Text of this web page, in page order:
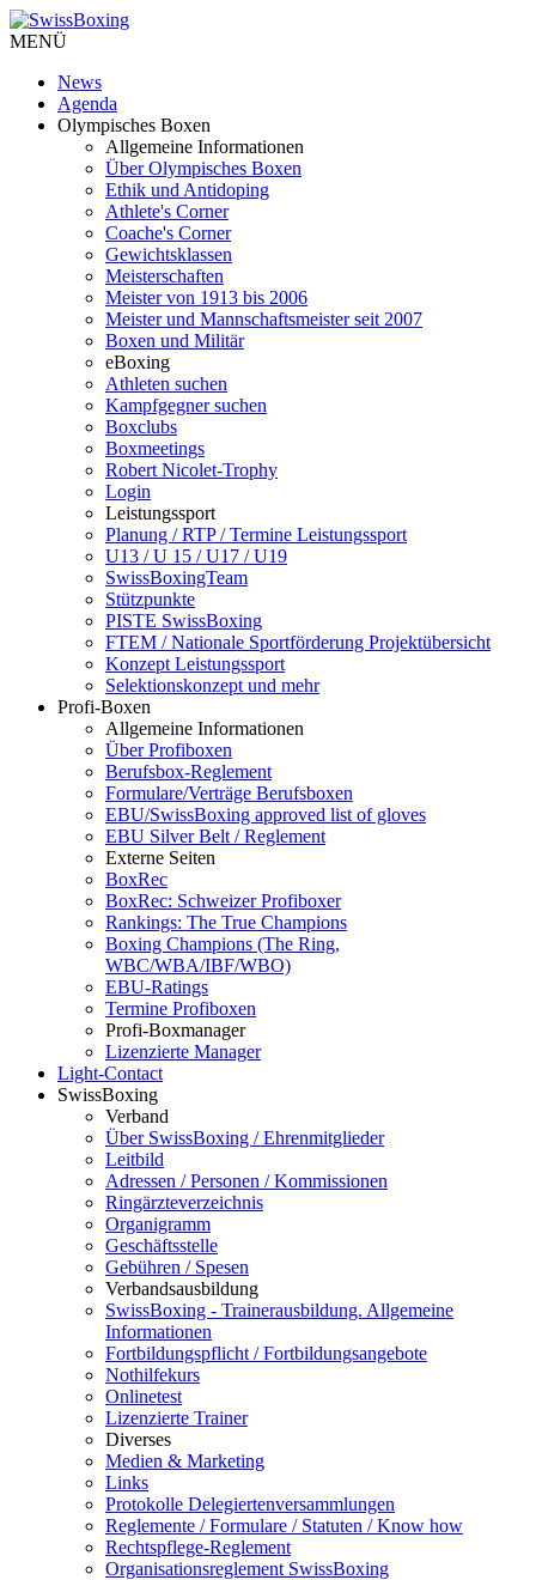
MENÜ
News
Agenda
Olympisches Boxen
Allgemeine Informationen
Über Olympisches Boxen
Ethik und Antidoping
Athlete's Corner
Coache's Corner
Gewichtsklassen
Meisterschaften
Meister von 1913 bis 2006
Meister und Mannschaftsmeister seit 2007
Boxen und Militär
eBoxing
Athleten suchen
Kampfgegner suchen
Boxclubs
Boxmeetings
Robert Nicolet-Trophy
Login
Leistungssport
Planung / RTP / Termine Leistungssport
U13 / U 15 / U17 / U19
SwissBoxingTeam
Stützpunkte
PISTE SwissBoxing
FTEM / Nationale Sportförderung Projektübersicht
Konzept Leistungssport
Selektionskonzept und mehr
Profi-Boxen
Allgemeine Informationen
Über Profiboxen
Berufsbox-Reglement
Formulare/Verträge Berufsboxen
EBU/SwissBoxing approved list of gloves
EBU Silver Belt / Reglement
Externe Seiten
BoxRec
BoxRec: Schweizer Profiboxer
Rankings: The True Champions
Boxing Champions (The Ring,
WBC/WBA/IBF/WBO)
EBU-Ratings
Termine Profiboxen
Profi-Boxmanager
Lizenzierte Manager
Light-Contact
SwissBoxing
Verband
Über SwissBoxing / Ehrenmitglieder
Leitbild
Adressen / Personen / Kommissionen
Ringärzteverzeichnis
Organigramm
Geschäftsstelle
Gebühren / Spesen
Verbandsausbildung
SwissBoxing - Trainerausbildung. Allgemeine
Informationen
Fortbildungspflicht / Fortbildungsangebote
Nothilfekurs
Onlinetest
Lizenzierte Trainer
Diverses
Medien & Marketing
Links
Protokolle Delegiertenversammlungen
Reglemente / Formulare / Statuten / Know how
Rechtspflege-Reglement
Organisationsreglement SwissBoxing